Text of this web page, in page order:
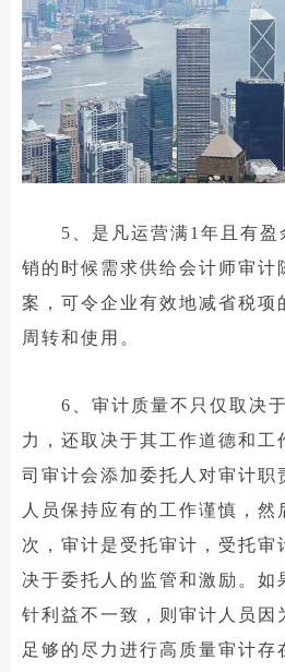
5、是凡运营满1年且有盈
销的时候需求供给会计师审计
案，可令企业有效地减省税项
周转和使用。
6、审计质量不只仅取决于
力，还取决于其工作道德和工
司审计会添加委托人对审计职
人员保持应有的工作谨慎，
次，审计是受托审计，受托审
决于委托人的监管和激励。如
针利益不一致，则审计人员因
足够的尽力进行高质量审计存